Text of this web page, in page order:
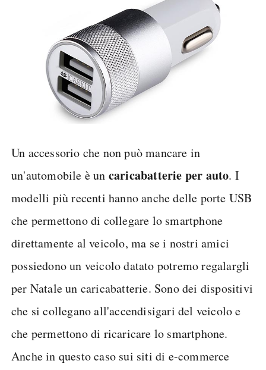
Un accessorio che non può mancare in
un'automobile è un caricabatterie per auto. I
modelli più recenti hanno anche delle porte USB
che permettono di collegare lo smartphone
direttamente al veicolo, ma se i nostri amici
possiedono un veicolo datato potremo regalargli
per Natale un caricabatterie. Sono dei dispositivi
che si collegano all'accendisigari del veicolo e
che permettono di ricaricare lo smartphone.
Anche in questo caso sui siti di e-commerce